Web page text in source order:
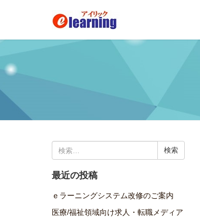
索:
最近の投稿
ｅラーニングシステム改修のご案内
医療/福祉領域向け求人・転職メディア